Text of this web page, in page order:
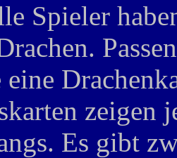
Spieler
zeigen
Es gibt